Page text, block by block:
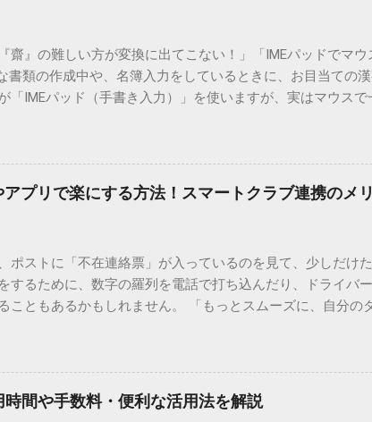
齋』の難しい方が変換に出てこない！」「IMEパッドでマ
書類の作成中や、名簿入力をしているときに、お目当ての
「IMEパッド（手書き入力）」を使いますが、実はマウス
難しい漢字の入力で手を止める必要はありません。 1. なぜ
ぜ普通の変換で出てこない漢字があるのでしょうか。その
のパソコンで一般的に使われる漢字は、JIS規格（日本産
されています。しかし、人名や地名に使われる非常に古
コード」といった 文字コード です。パソコン上のすべ
います。変換候補に出ない文字でも、この住所（コード）
標準機能！文字コードで漢字を出す「16進数入力」
」**と入力する。 直後にキーボードの**[Alt]キーを押し
字（例：𠮷）に変換されます。 注記： この方法は、特に
プリで楽にする方法！スマートクラブ連携のメ
ポストに「不在連絡票」が入っているのを見て、少しだけ
するために、数字の羅列を電話で打ち込んだり、ドライバ
こともあるかもしれません。 「もっとスムーズに、自分の
毎日をサポートする便利な受け取り術と、連携による具体
わる「スマートクラブ」とは？ まず押さえておきたいの
です。これは、荷物の配送状況をリアルタイムで管理する
間や手数料・便利な活用法を解説